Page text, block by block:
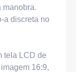
manobra.
a discreta no
tela LCD de
16:9,